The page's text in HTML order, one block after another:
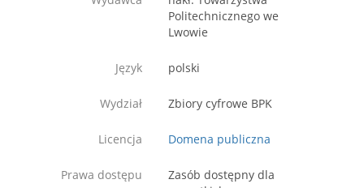
Politechnicznego we
Lwowie
Język polski
Wydział Zbiory cyfrowe BPK
Licencja Domena publiczna
Prawa dostępu
Zasób dostępny dla